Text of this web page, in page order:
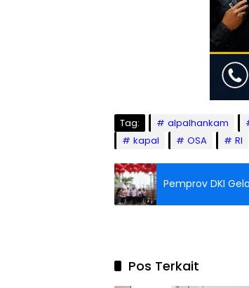
Tag: alpalhankam
kapal
OSA RI
Pemprov DKI
Pos Terkait